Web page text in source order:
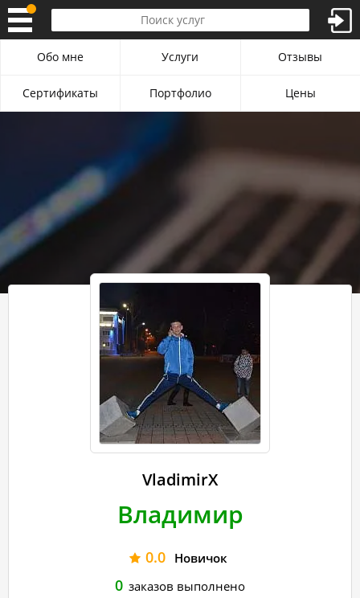
VladimirX
Владимир
0.0 Новичок
0 заказов выполнено
Обо мне Услуги Отзывы
Сертификаты Портфолио Цены